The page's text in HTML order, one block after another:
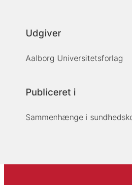
Udgiver
Aalborg Universitetsforlag
Publiceret i
Sammenhænge i